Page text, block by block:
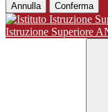
Annulla Conferma
Istruzione Superiore